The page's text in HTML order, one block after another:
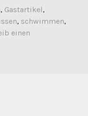
, Gastartikel,
, schwimmen,
einen